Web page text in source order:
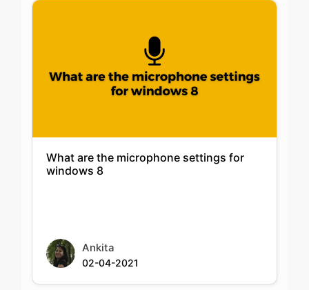
What are the microphone settings for
windows 8
Ankita
02-04-2021